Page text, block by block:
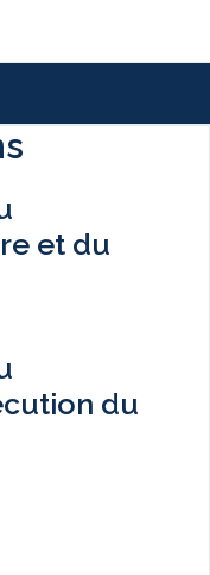
et du
du